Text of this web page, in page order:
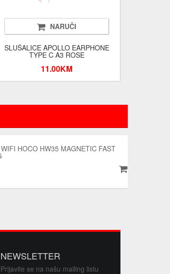
NARUČI
SLUŠALICE APOLLO EARPHONE
TYPE C A3 ROSE
11.00KM
HOCO HW35 MAGNETIC FAST
NEWSLETTER
Prijavite se na našu mailing listu